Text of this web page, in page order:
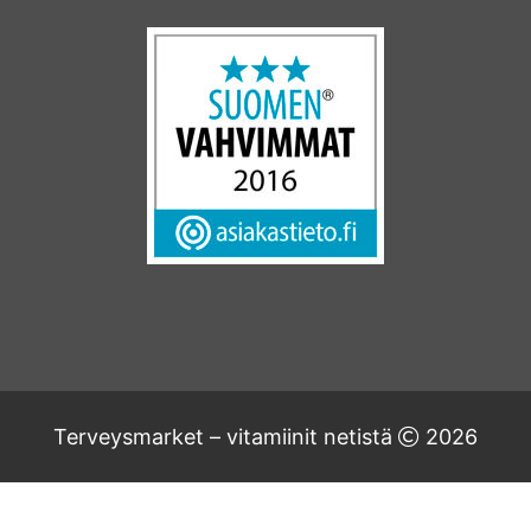
Terveysmarket – vitamiinit netistä 2026